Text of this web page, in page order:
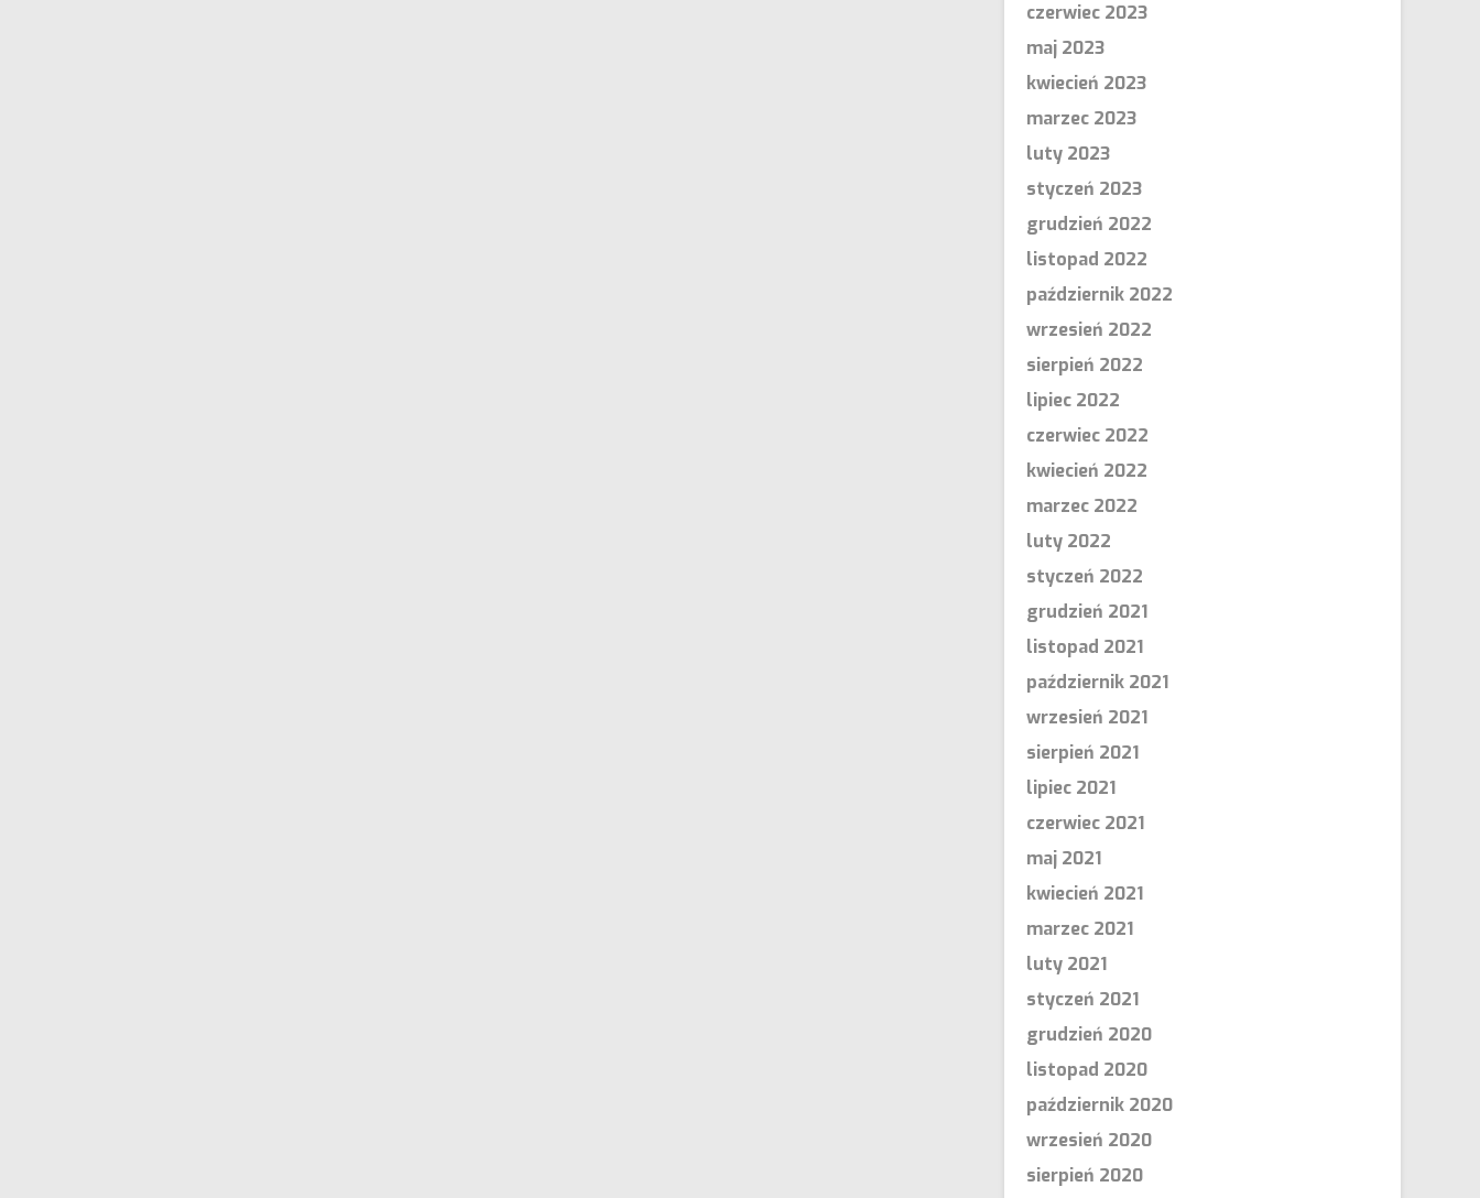
czerwiec 2023
maj 2023
kwiecień 2023
marzec 2023
luty 2023
styczeń 2023
grudzień 2022
listopad 2022
październik 2022
wrzesień 2022
sierpień 2022
lipiec 2022
czerwiec 2022
kwiecień 2022
marzec 2022
luty 2022
styczeń 2022
grudzień 2021
listopad 2021
październik 2021
wrzesień 2021
sierpień 2021
lipiec 2021
czerwiec 2021
maj 2021
kwiecień 2021
marzec 2021
luty 2021
styczeń 2021
grudzień 2020
listopad 2020
październik 2020
wrzesień 2020
sierpień 2020